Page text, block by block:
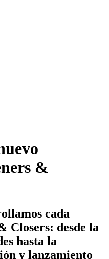
&
cada
Closers: desde la
hasta la
y lanzamiento